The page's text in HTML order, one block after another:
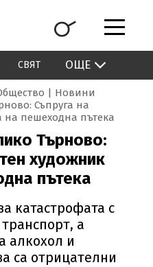
СВЯТ ОЩЕ
Новини
Съпруга на
на пешеходна пътека
Търново:
художник
пътека
катастрофата с
а
алкохол и
са отрицателни